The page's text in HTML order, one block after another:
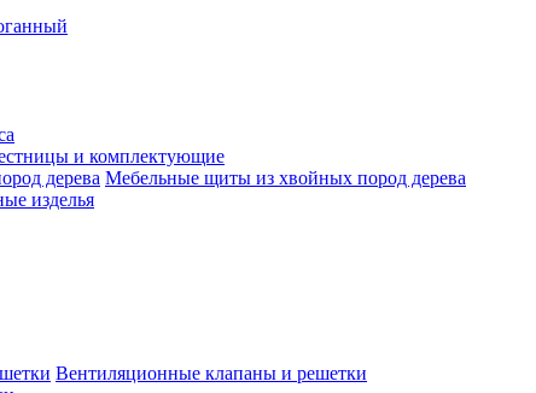
и комплектующие
Мебельные щиты из хвойных пород дерева
изделья
Вентиляционные клапаны и решетки